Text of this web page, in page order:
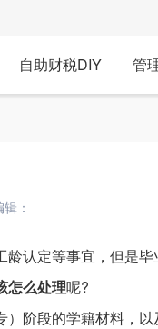
自助财税DIY 管
：
认定等事宜，但是
怎么处理呢?
阶段的学籍材料，